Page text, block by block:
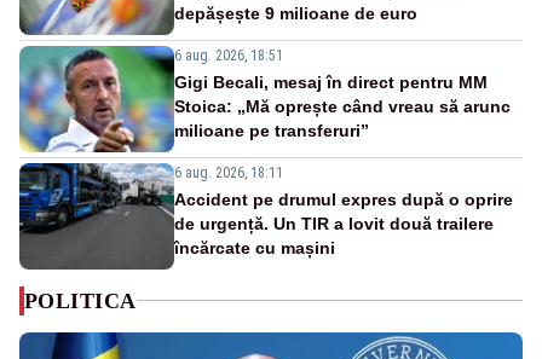
depășește 9 milioane de euro
6 aug. 2026, 18:51
Gigi Becali, mesaj în direct pentru MM
Stoica: „Mă oprește când vreau să arunc
milioane pe transferuri”
6 aug. 2026, 18:11
Accident pe drumul expres după o oprire
de urgență. Un TIR a lovit două trailere
încărcate cu mașini
POLITICA